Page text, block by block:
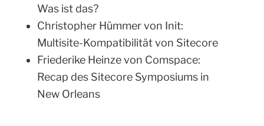
Was ist das?
Christopher Hümmer von Init:
Multisite-Kompatibilität von Sitecore
Friederike Heinze von Comspace:
Recap des Sitecore Symposiums in
New Orleans